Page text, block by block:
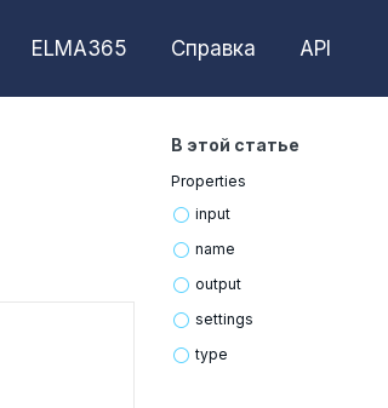
ELMA365 Справка API
В этой статье
Properties
input
name
output
settings
type